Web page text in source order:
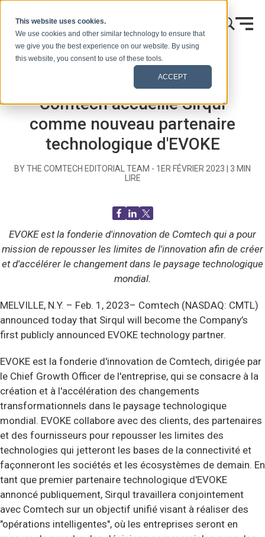
This website uses cookies.
We use cookies and other similar technology to ensure that
we give you the best experience on our website. By using
this website, you consent to use of these tools.
ACCEPT
Communiqués de presse
Comtech accueille Sirqul
comme nouveau partenaire
technologique d'EVOKE
BY THE COMTECH EDITORIAL TEAM - 1ER FÉVRIER 2023 3 MIN
LIRE
EVOKE est la fonderie d'innovation de Comtech qui a pour
mission de repousser les limites de l'innovation afin de créer
et d'accélérer le changement dans le paysage technologique
mondial.
MELVILLE, N.Y. – Feb. 1, 2023– Comtech (NASDAQ: CMTL)
announced today that Sirqul will become the Company’s
first publicly announced EVOKE technology partner.
EVOKE est la fonderie d'innovation de Comtech, dirigée par
le Chief Growth Officer de l'entreprise, qui se consacre à la
création et à l'accélération des changements
transformationnels dans le paysage technologique
mondial. EVOKE collabore avec des clients, des partenaires
et des fournisseurs pour repousser les limites des
technologies qui jetteront les bases de la connectivité et
façonneront les sociétés et les écosystèmes de demain. En
tant que premier partenaire technologique d'EVOKE
annoncé publiquement, Sirqul travaillera conjointement
avec Comtech sur un objectif unifié visant à réaliser des
"opérations intelligentes", où les entreprises seront en